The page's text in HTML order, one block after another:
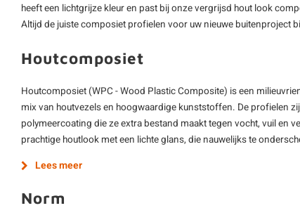
heeft een lichtgrijze kleur en past bij onze vergrijsd hout look
Altijd de juiste composiet profielen voor uw nieuwe buitenproject
Houtcomposiet
Houtcomposiet (WPC - Wood Plastic Composite) is een
mix van houtvezels en hoogwaardige kunststoffen. De profielen
polymeercoating die ze extra bestand maakt tegen vocht, vuil en
prachtige houtlook met een lichte glans, die nauwelijks te
Lees meer
Norm